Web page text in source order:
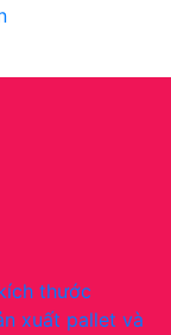
thước
xuất pallet và